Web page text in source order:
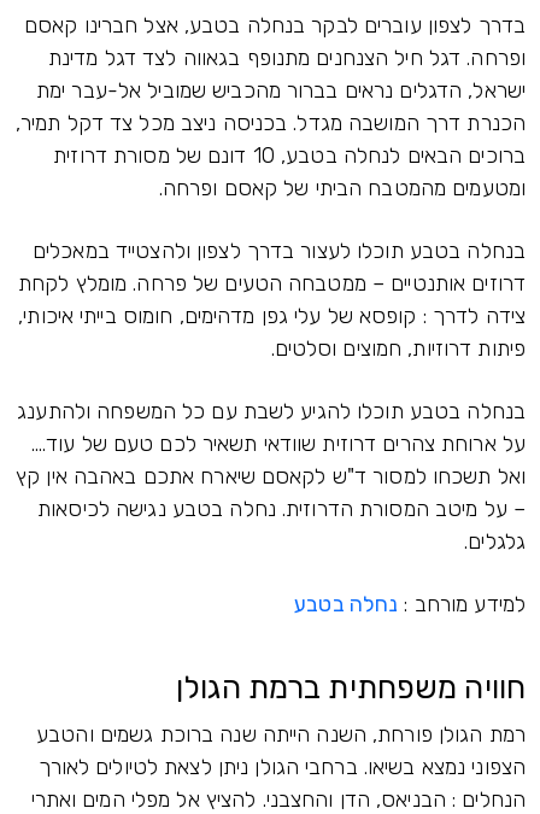
בדרך לצפון עוברים לבקר בנחלה בטבע, אצל חברינו קאסם
ופרחה. דגל חיל הצנחנים מתנופף בגאווה לצד דגל מדינת
ישראל, הדגלים נראים בברור מהכביש שמוביל אל-עבר ימת
הכנרת דרך המושבה מגדל. בכניסה ניצב מכל צד דקל תמיר,
ברוכים הבאים לנחלה בטבע, 10 דונם של מסורת דרוזית
ומטעמים מהמטבח הביתי של קאסם ופרחה.
בנחלה בטבע תוכלו לעצור בדרך לצפון ולהצטייד במאכלים
דרוזים אותנטיים – ממטבחה הטעים של פרחה. מומלץ לקחת
צידה לדרך : קופסא של עלי גפן מדהימים, חומוס בייתי איכותי,
פיתות דרוזיות, חמוצים וסלטים.
בנחלה בטבע תוכלו להגיע לשבת עם כל המשפחה ולהתענג
על ארוחת צהרים דרוזית שוודאי תשאיר לכם טעם של עוד....
ואל תשכחו למסור ד"ש לקאסם שיארח אתכם באהבה אין קץ
– על מיטב המסורת הדרוזית. נחלה בטבע נגישה לכיסאות
גלגלים.
למידע מורחב : נחלה בטבע
חוויה משפחתית ברמת הגולן
רמת הגולן פורחת, השנה הייתה שנה ברוכת גשמים והטבע
הצפוני נמצא בשיאו. ברחבי הגולן ניתן לצאת לטיולים לאורך
הנחלים : הבניאס, הדן והחצבני. להציץ אל מפלי המים ואתרי